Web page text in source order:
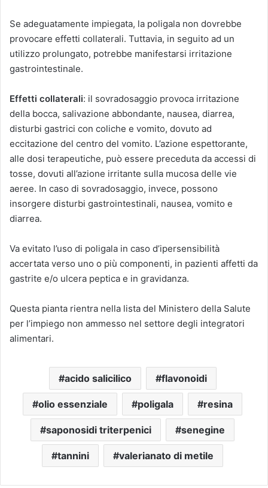
Se adeguatamente impiegata, la poligala non dovrebbe
provocare effetti collaterali. Tuttavia, in seguito ad un
utilizzo prolungato, potrebbe manifestarsi irritazione
gastrointestinale.
Effetti collaterali: il sovradosaggio provoca irritazione
della bocca, salivazione abbondante, nausea, diarrea,
disturbi gastrici con coliche e vomito, dovuto ad
eccitazione del centro del vomito. L’azione espettorante,
alle dosi terapeutiche, può essere preceduta da accessi di
tosse, dovuti all’azione irritante sulla mucosa delle vie
aeree. In caso di sovradosaggio, invece, possono
insorgere disturbi gastrointestinali, nausea, vomito e
diarrea.
Va evitato l’uso di poligala in caso d’ipersensibilità
accertata verso uno o più componenti, in pazienti affetti da
gastrite e/o ulcera peptica e in gravidanza.
Questa pianta rientra nella lista del Ministero della Salute
per l’impiego non ammesso nel settore degli integratori
alimentari.
acido salicilico flavonoidi
olio essenziale poligala resina
saponosidi triterpenici senegine
tannini valerianato di metile